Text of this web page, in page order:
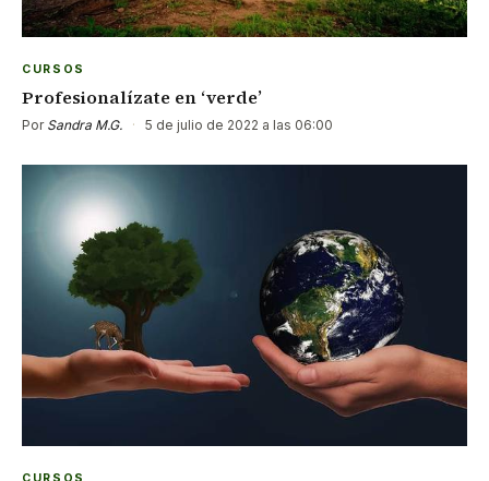
CURSOS
Profesionalízate en ‘verde’
Por Sandra M.G. · 5 de julio de 2022 a las 06:00